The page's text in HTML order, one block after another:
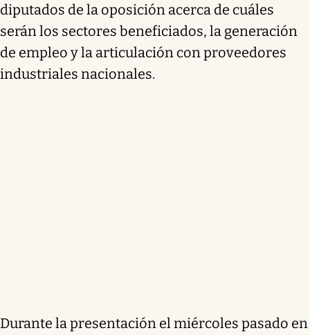
diputados de la oposición acerca de cuáles
serán los sectores beneficiados, la generación
de empleo y la articulación con proveedores
industriales nacionales.
Durante la presentación el miércoles pasado en